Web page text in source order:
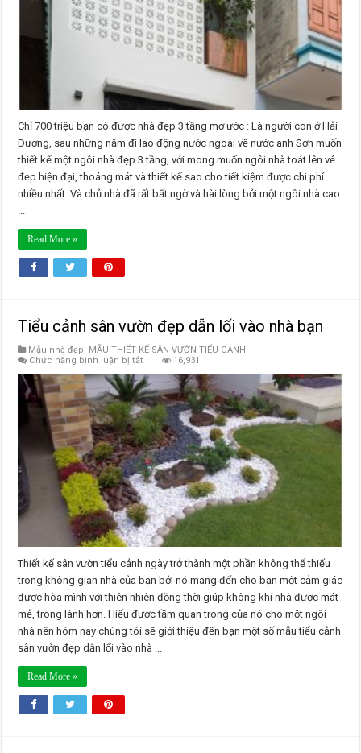
Chỉ 700 triệu bạn có được nhà đẹp 3 tầng mơ ước : Là người con ở Hải
Dương, sau những năm đi lao động nước ngoài về nước anh Sơn muốn
thiết kế một ngôi nhà đẹp 3 tầng, với mong muốn ngôi nhà toát lên vẻ
đẹp hiện đại, thoáng mát và thiết kế sao cho tiết kiệm được chi phí
nhiều nhất. Và chủ nhà đã rất bất ngờ và hài lòng bởi một ngôi nhà cao
...
Read More »
Tiểu cảnh sân vườn đẹp dẫn lối vào nhà bạn
Mẫu nhà đẹp, MẪU THIẾT KẾ SÂN VƯỜN TIỂU CẢNH
Chức năng bình luận bị tắt
cảnh
sân
vườn
đẹp
dẫn
lối
vào
nhà
bạn
16,931
Thiết kế sân vườn tiểu cảnh ngày trở thành một phần không thể thiếu
trong không gian nhà của bạn bởi nó mang đến cho bạn một cảm giác
được hòa mình với thiên nhiên đồng thời giúp không khí nhà được mát
mẻ, trong lành hơn. Hiểu được tầm quan trong của nó cho một ngôi
nhà nên hôm nay chúng tôi sẽ giới thiệu đến bạn một số mẫu tiểu cảnh
sân vườn đẹp dẫn lối vào nhà ...
Read More »